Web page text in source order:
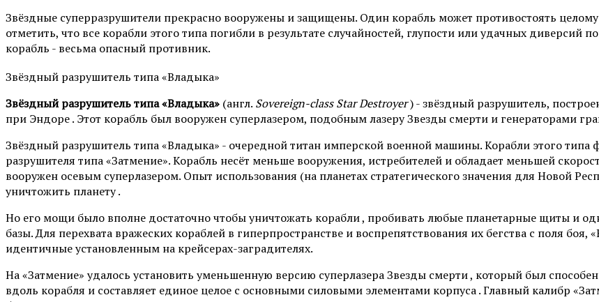
Звёздные суперразрушители прекрасно вооружены и защищены. Один корабль может противостоять целому
отметить, что все корабли этого типа погибли в результате случайностей, глупости или удачных диверсий
корабль - весьма опасный противник.
Звёздный разрушитель типа «Владыка»
Звёздный разрушитель типа «Владыка» (англ. Sovereign-class Star Destroyer) - звёздный разрушитель,
при Эндоре . Этот корабль был вооружен суперлазером, подобным лазеру Звезды смерти и генераторами
Звёздный разрушитель типа «Владыка» - очередной титан имперской военной машины. Корабли этого
разрушителя типа «Затмение». Корабль несёт меньше вооружения, истребителей и обладает меньшей
вооружен осевым суперлазером. Опыт использования (на планетах стратегического значения для Новой
уничтожить планету .
Но его мощи было вполне достаточно чтобы уничтожать корабли , пробивать любые планетарные щиты и
базы. Для перехвата вражеских кораблей в гиперпространстве и воспрепятствования их бегства с поля
идентичные установленным на крейсерах-заградителях.
На «Затмение» удалось установить уменьшенную версию суперлазера Звезды смерти , который был
вдоль корабля и составляет единое целое с основными силовыми элементами корпуса . Главный калибр